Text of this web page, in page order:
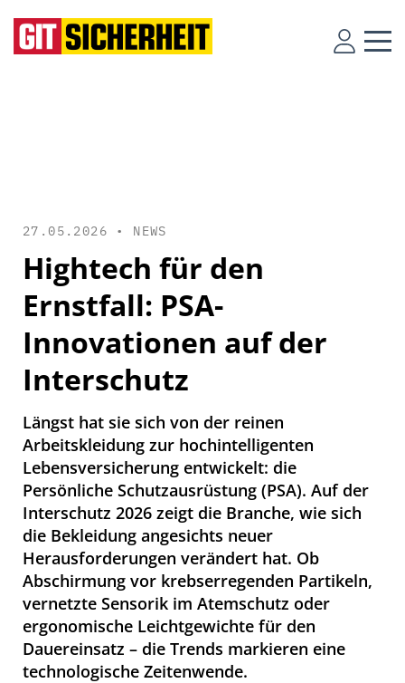
27.05.2026 • NEWS
Hightech für den
Ernstfall: PSA-
Innovationen auf der
Interschutz
Längst hat sie sich von der reinen
Arbeitskleidung zur hochintelligenten
Lebensversicherung entwickelt: die
Persönliche Schutzausrüstung (PSA). Auf der
Interschutz 2026 zeigt die Branche, wie sich
die Bekleidung angesichts neuer
Herausforderungen verändert hat. Ob
Abschirmung vor krebserregenden Partikeln,
vernetzte Sensorik im Atemschutz oder
ergonomische Leichtgewichte für den
Dauereinsatz – die Trends markieren eine
technologische Zeitenwende.